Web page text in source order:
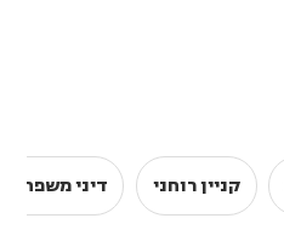
קניין רוחני דיני משפחה